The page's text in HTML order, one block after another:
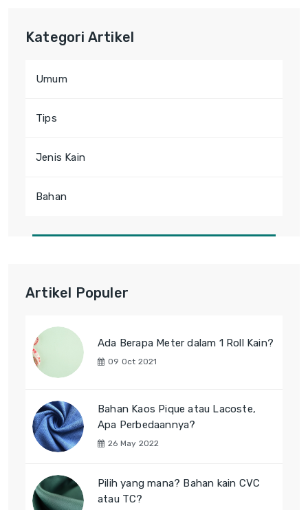
Kategori Artikel
Umum
Tips
Jenis Kain
Bahan
Artikel Populer
Ada Berapa Meter dalam 1 Roll Kain?
09 Oct 2021
Bahan Kaos Pique atau Lacoste,
Apa Perbedaannya?
26 May 2022
Pilih yang mana? Bahan kain CVC
atau TC?